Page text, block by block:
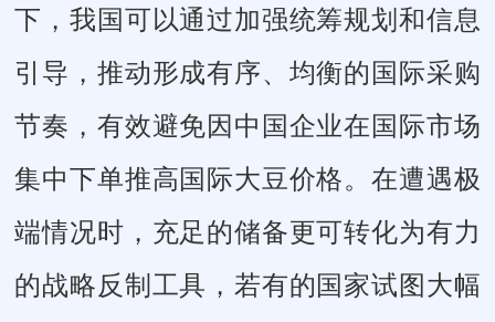
下，我国可以通过加强统筹规划和信息
引导，推动形成有序、均衡的国际采购
节奏，有效避免因中国企业在国际市场
集中下单推高国际大豆价格。在遭遇极
端情况时，充足的储备更可转化为有力
的战略反制工具，若有的国家试图大幅